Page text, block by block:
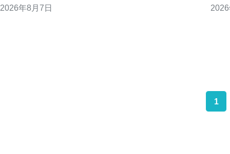
的决策。 为什么要用实验室实测挑选香港VPS 理论参
2026年8月7日
操作
1